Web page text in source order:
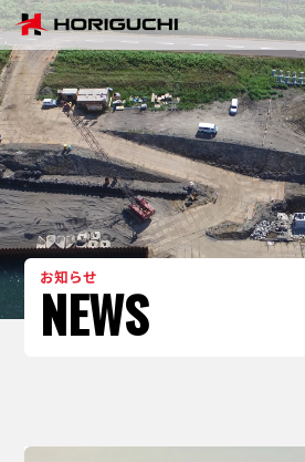
堀口組のこと
ABOUT
プロジェクト
PROJECT
リクルート
RECRUIT
お知らせ
NEWS